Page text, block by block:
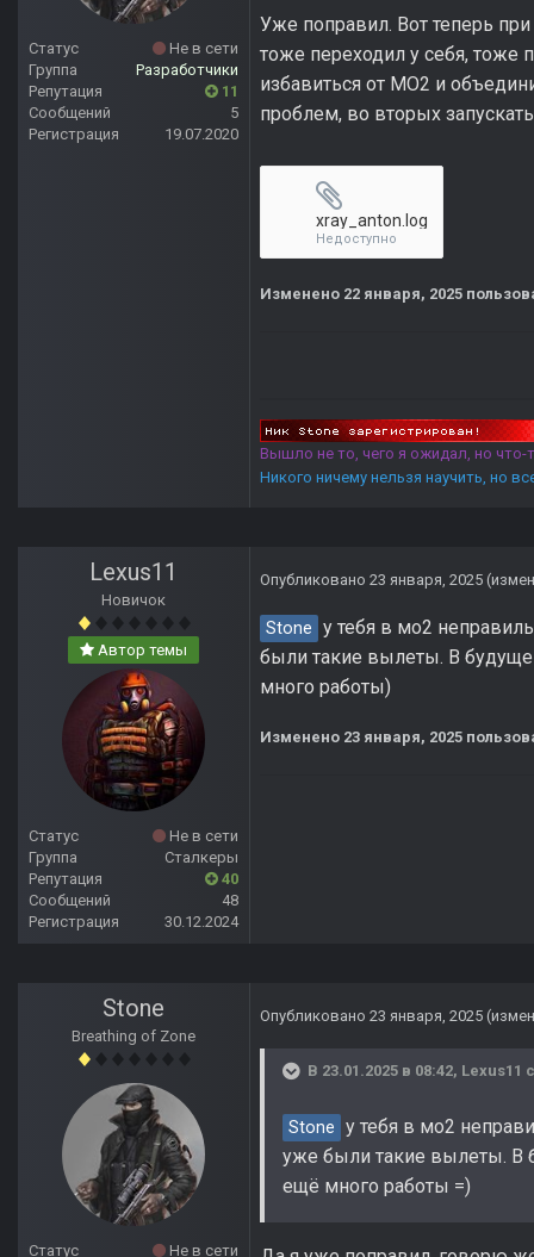
Статус
Не в сети
Группа
Разработчики
Репутация
11
Сообщений
5
Регистрация
19.07.2020
Уже поправил. Вот теперь
тоже переходил у себя, тоже
избавиться от MO2 и
проблем, во вторых
xray_anton.log
Недоступно
Изменено 22 января, 2025
Вышло не то, чего я ожидал, но
Никого ничему нельзя научить, но
Lexus11
Новичок
Автор темы
Статус
Не в сети
Группа
Сталкеры
Репутация
40
Сообщений
48
Регистрация
30.12.2024
Опубликовано 23 января, 2025
Stone у тебя в мо2
были такие вылеты. В
много работы)
Изменено 23 января, 2025
Stone
Breathing of Zone
Статус Не в сети
Опубликовано 23 января, 2025
В 23.01.2025 в 08:42, Lexus11
Stone у тебя в мо2
уже были такие вылеты. В
ещё много работы =)